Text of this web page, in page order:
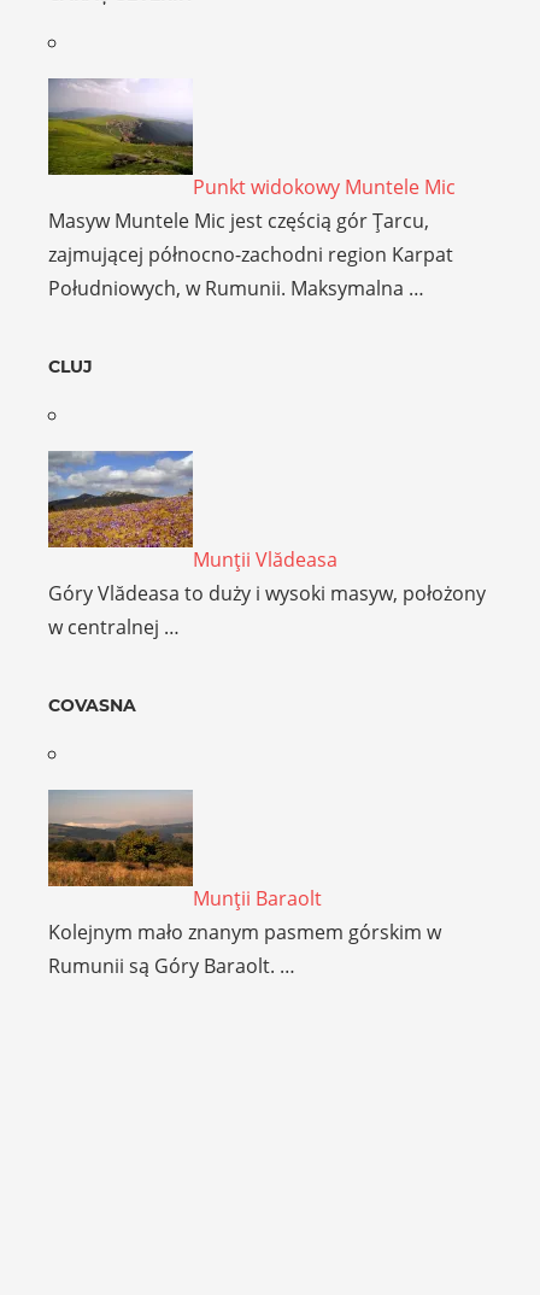
Punkt widokowy Muntele Mic
Masyw Muntele Mic jest częścią gór Ţarcu,
zajmującej północno-zachodni region Karpat
Południowych, w Rumunii. Maksymalna …
CLUJ
Munţii Vlădeasa
Góry Vlădeasa to duży i wysoki masyw, położony
w centralnej …
COVASNA
Munţii Baraolt
Kolejnym mało znanym pasmem górskim w
Rumunii są Góry Baraolt. …